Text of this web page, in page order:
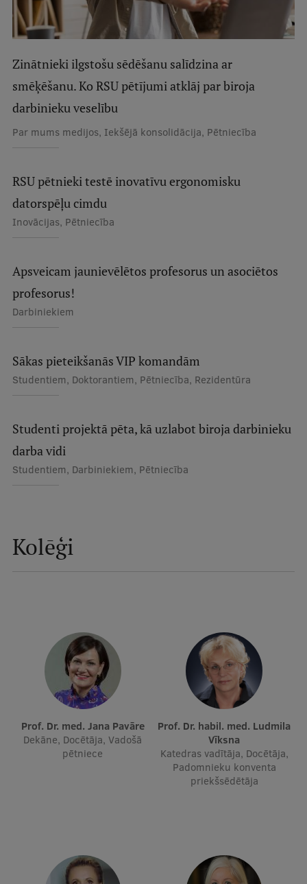
Projekti
Reitingi
Virtuālā tūre
Ilgtspējīga attīstība
Studiju un vides pieejamība
Dati par 2025. gadu
Mūžizglītība
Ētikas un līdztiesības mācības
Atvērtā universitāte
Profesionālās pilnveides kursi
ESF kvalifikācijas celšanas kursi
Zinātniskie institūti un laboratorijas
Zinātnes ietekme
Pētniecības platformas
Doktorantūras skola
Pētniecības projekti
Zinātnieki ilgstošu sēdēšanu salīdzina ar
smēķēšanu. Ko RSU pētījumi atklāj par biroja
darbinieku veselību
Par mums medijos, Iekšējā konsolidācija, Pētniecība
RSU pētnieki testē inovatīvu ergonomisku
datorspēļu cimdu
Inovācijas, Pētniecība
Apsveicam jaunievēlētos profesorus un asociētos
profesorus!
Darbiniekiem
Sākas pieteikšanās VIP komandām
Studentiem, Doktorantiem, Pētniecība, Rezidentūra
Studenti projektā pēta, kā uzlabot biroja darbinieku
darba vidi
Studentiem, Darbiniekiem, Pētniecība
Kolēģi
Prof. Dr. med. Jana Pavāre
Dekāne, Docētāja, Vadošā
pētniece
Prof. Dr. habil. med. Ludmila
Vīksna
Katedras vadītāja, Docētāja,
Padomnieku konventa
priekšsēdētāja